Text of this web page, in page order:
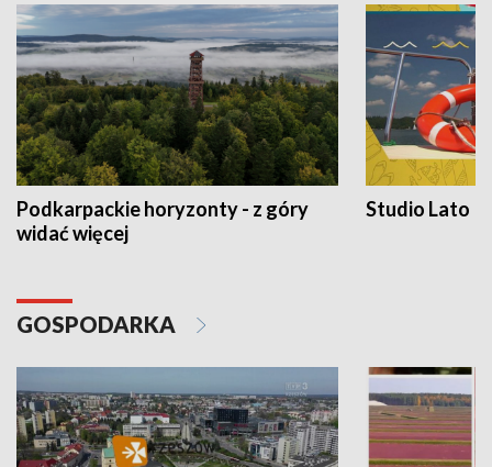
Podkarpackie horyzonty - z góry
widać więcej
Studio Lato
GOSPODARKA